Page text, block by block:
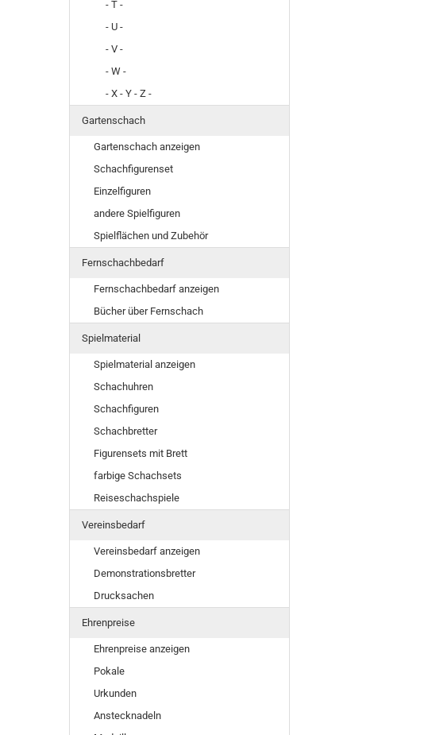
- T -
- U -
- V -
- W -
- X - Y - Z -
Gartenschach
Gartenschach anzeigen
Schachfigurenset
Einzelfiguren
andere Spielfiguren
Spielflächen und Zubehör
Fernschachbedarf
Fernschachbedarf anzeigen
Bücher über Fernschach
Spielmaterial
Spielmaterial anzeigen
Schachuhren
Schachfiguren
Schachbretter
Figurensets mit Brett
farbige Schachsets
Reiseschachspiele
Vereinsbedarf
Vereinsbedarf anzeigen
Demonstrationsbretter
Drucksachen
Ehrenpreise
Ehrenpreise anzeigen
Pokale
Urkunden
Anstecknadeln